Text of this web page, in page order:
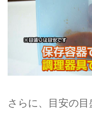
さらに、目安の